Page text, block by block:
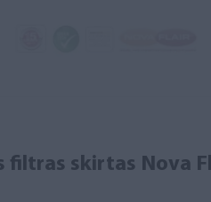
skirtas Nova